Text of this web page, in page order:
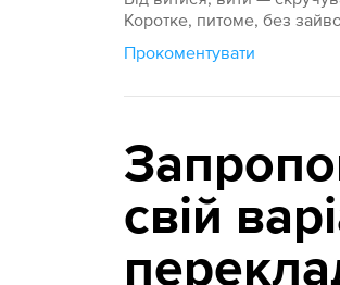
Коротке, питоме, без
Прокоментувати
свій